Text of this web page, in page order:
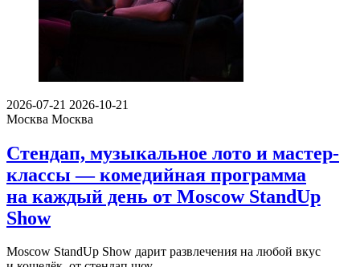
2026-07-21 2026-10-21
Москва Москва
Стендап, музыкальное лото и мастер-
классы — комедийная программа
на каждый день от Moscow StandUp
Show
Moscow StandUp Show дарит развлечения на любой вкус